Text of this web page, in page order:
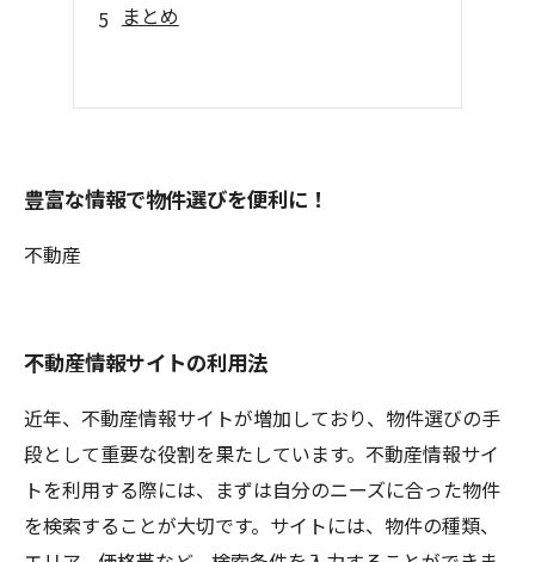
まとめ
豊富な情報で物件選びを便利に！
不動産
不動産情報サイトの利用法
近年、不動産情報サイトが増加しており、物件選びの手
段として重要な役割を果たしています。不動産情報サイ
トを利用する際には、まずは自分のニーズに合った物件
を検索することが大切です。サイトには、物件の種類、